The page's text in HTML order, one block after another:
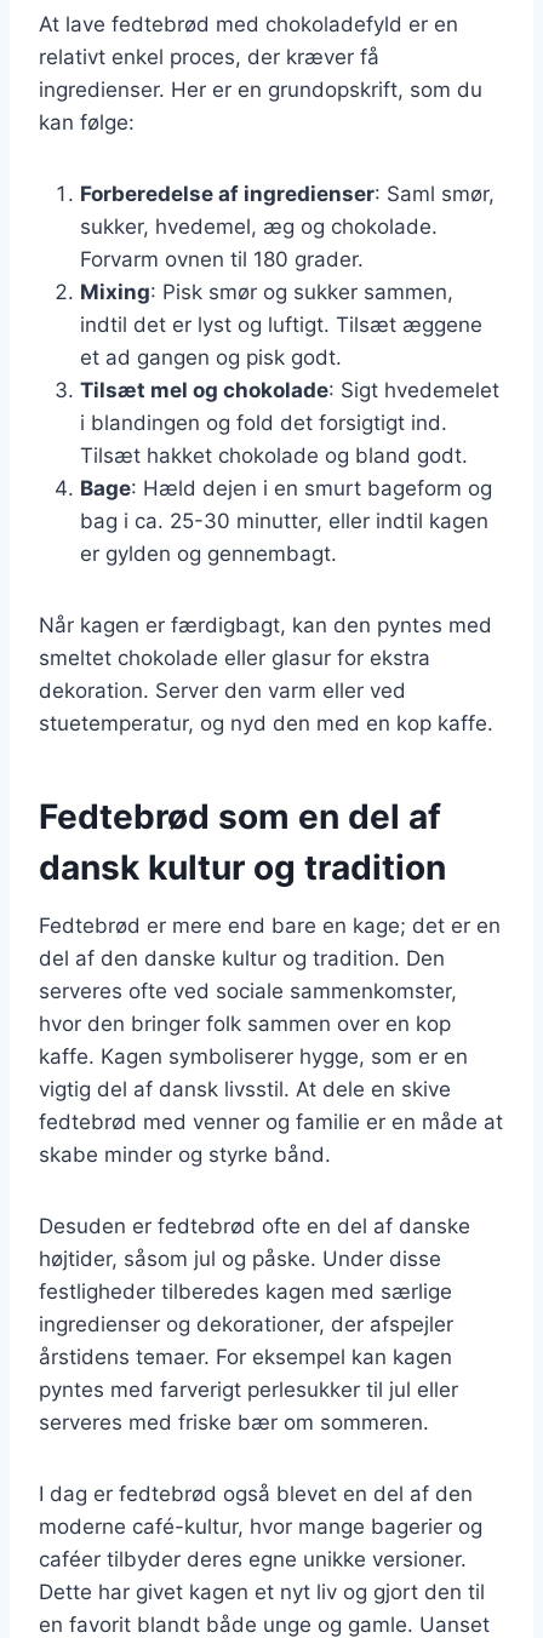
At lave fedtebrød med chokoladefyld er en
relativt enkel proces, der kræver få
ingredienser. Her er en grundopskrift, som du
kan følge:
Forberedelse af ingredienser: Saml smør,
sukker, hvedemel, æg og chokolade.
Forvarm ovnen til 180 grader.
Mixing: Pisk smør og sukker sammen,
indtil det er lyst og luftigt. Tilsæt æggene
et ad gangen og pisk godt.
Tilsæt mel og chokolade: Sigt hvedemelet
i blandingen og fold det forsigtigt ind.
Tilsæt hakket chokolade og bland godt.
Bage: Hæld dejen i en smurt bageform og
bag i ca. 25-30 minutter, eller indtil kagen
er gylden og gennembagt.
Når kagen er færdigbagt, kan den pyntes med
smeltet chokolade eller glasur for ekstra
dekoration. Server den varm eller ved
stuetemperatur, og nyd den med en kop kaffe.
Fedtebrød som en del af
dansk kultur og tradition
Fedtebrød er mere end bare en kage; det er en
del af den danske kultur og tradition. Den
serveres ofte ved sociale sammenkomster,
hvor den bringer folk sammen over en kop
kaffe. Kagen symboliserer hygge, som er en
vigtig del af dansk livsstil. At dele en skive
fedtebrød med venner og familie er en måde at
skabe minder og styrke bånd.
Desuden er fedtebrød ofte en del af danske
højtider, såsom jul og påske. Under disse
festligheder tilberedes kagen med særlige
ingredienser og dekorationer, der afspejler
årstidens temaer. For eksempel kan kagen
pyntes med farverigt perlesukker til jul eller
serveres med friske bær om sommeren.
I dag er fedtebrød også blevet en del af den
moderne café-kultur, hvor mange bagerier og
caféer tilbyder deres egne unikke versioner.
Dette har givet kagen et nyt liv og gjort den til
en favorit blandt både unge og gamle. Uanset